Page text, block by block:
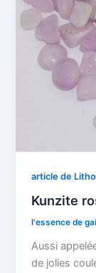
article de
Kunzite
l'essence de
Aussi
de jolies